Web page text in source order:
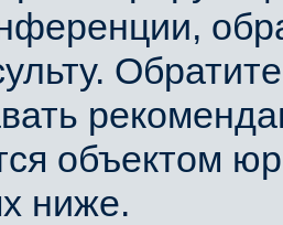
объектом
ниже.